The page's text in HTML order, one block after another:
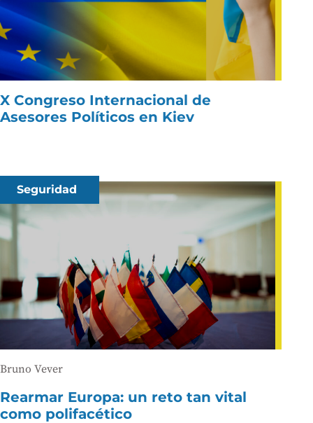
X Congreso Internacional de
Asesores Políticos en Kiev
Seguridad
Bruno Vever
Rearmar Europa: un reto tan vital
como polifacético